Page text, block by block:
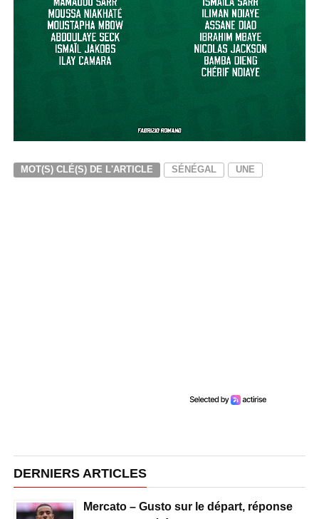
MOT(S) CLÉ(S) DE L'ARTICLE SÉNÉGAL UNE
DERNIERS ARTICLES
Mercato – Gusto sur le départ, réponse